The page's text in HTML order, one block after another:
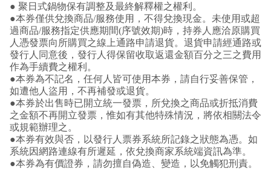
● 聚日式鍋物保有調整及最終解釋權之權利。
●本券僅供兌換商品/服務使用，不得兌換現金。未使用或超
過商品/服務指定供應期間(序號效期)時，持券人應洽原購買
人憑發票向所購買之線上通路申請退貨。退貨申請經通路或
發行人同意後，發行人得保留收取返還金額百分之三之費用
作為手續費之權利。
●本券為不記名，任何人皆可使用本券，請自行妥善保管，
如遭他人盜用，不再補發或退貨。
●本券於出售時已開立統一發票，所兌換之商品或折抵消費
之金額不再開立發票，惟如有其他特殊情況，將依相關法令
或規範辦理之。
●本券有效與否，以發行人票券系統所記錄之狀態為憑。如
系統因網路連線有所遲延，依兌換商家系統端資訊為準。
●本券為有價證券，請勿擅自偽造、變造，以免觸犯刑責。